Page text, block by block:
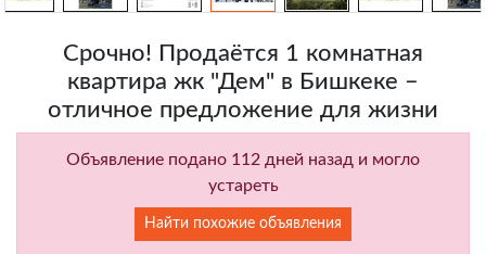
Срочно! Продаётся 1 комнатная
квартира жк "Дем" в Бишкеке –
отличное предложение для жизни
Объявление подано 112 дней назад и могло
устареть
Найти похожие объявления